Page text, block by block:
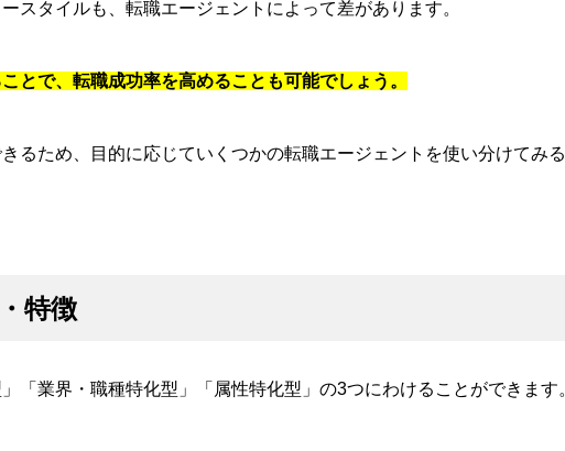
スタイルも、転職エージェントによって差があります。
とで、転職成功率を高めることも可能でしょう。
るため、目的に応じていくつかの転職エージェントを使い分けてみる
特徴
「業界・職種特化型」「属性特化型」の3つにわけることができます